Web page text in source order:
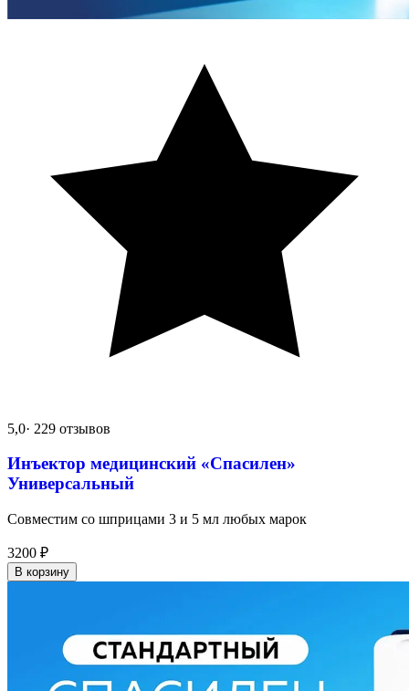
5,0· 229 отзывов
Инъектор медицинский «Спасилен»
Универсальный
Совместим со шприцами 3 и 5 мл любых марок
3200 ₽
В корзину